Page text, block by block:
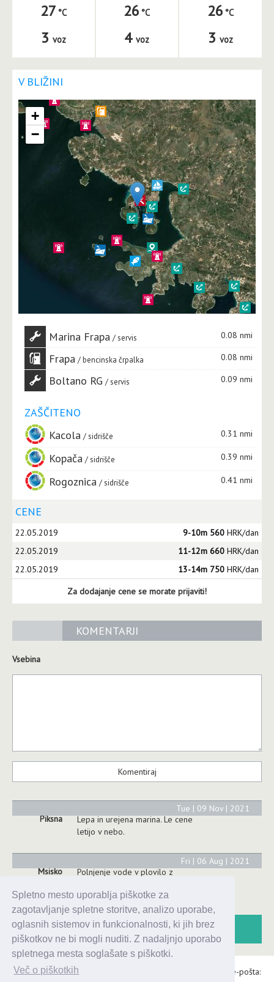
Spletno mesto uporablja piškotke za
zagotavljanje spletne storitve, analizo uporabe,
oglasnih sistemov in funkcionalnosti, ki jih brez
piškotkov ne bi mogli nuditi. Z nadaljnjo uporabo
spletnega mesta soglašate s piškotki.
Več o piškotkih
27
3 voz
26
4 voz
26
3 voz
V BLIŽINI
+
−
Marina Frapa servis 0.08 nmi
Frapa bencinska črpalka 0.08 nmi
Boltano RG servis 0.09 nmi
ZAŠČITENO
Kacola
sidrišče 0.31 nmi
Kopača sidrišče 0.39 nmi
Rogoznica sidrišče 0.41 nmi
CENE
22.05.2019 9-10m 560 HRK/dan
22.05.2019
11-12m 660 HRK/dan
22.05.2019
13-14m 750 HRK/dan
Za dodajanje cene se morate prijaviti!
KOMENTARJI
Vsebina
Piksna
Lepa in urejena marina. Le cene
letijo v nebo.
Tue | 09 Nov | 2021
Msisko
Polnjenje vode v plovilo z
40 evrov.
Fri | 06 Aug | 2021
Alaris d.o.o., Topniška 14, Ljubljana, Tel.: 031 303 086, e-pošta: